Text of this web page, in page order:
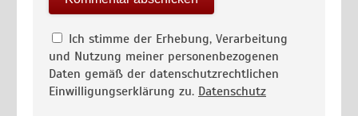
Ich stimme der Erhebung, Verarbeitung
und Nutzung meiner personenbezogenen
Daten gemäß der datenschutzrechtlichen
Einwilligungserklärung zu. Datenschutz